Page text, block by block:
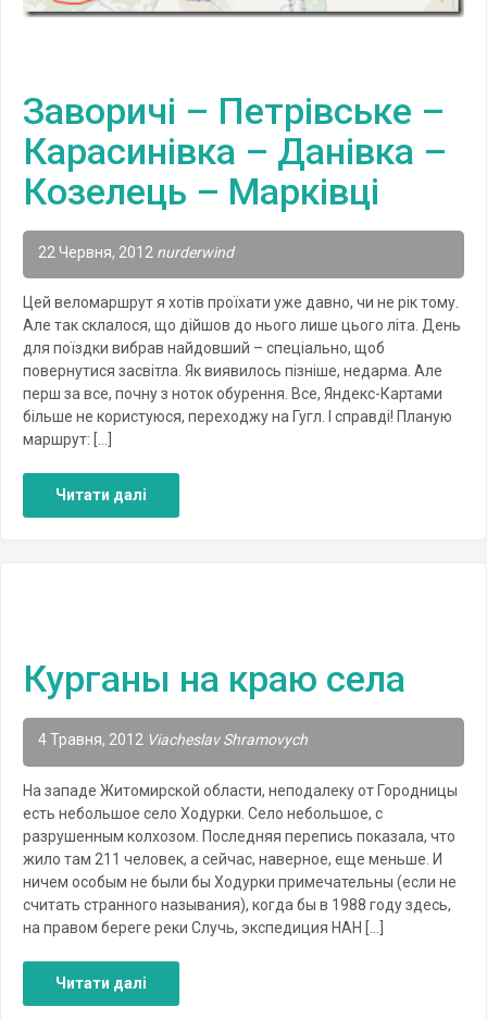
Заворичі – Петрівське –
Карасинівка – Данівка –
Козелець – Марківці
22 Червня, 2012 nurderwind
Цей веломаршрут я хотів проїхати уже давно, чи не рік тому.
Але так склалося, що дійшов до нього лише цього літа. День
для поїздки вибрав найдовший – спеціально, щоб
повернутися засвітла. Як виявилось пізніше, недарма. Але
перш за все, почну з ноток обурення. Все, Яндекс-Картами
більше не користуюся, переходжу на Гугл. І справді! Планую
маршрут: […]
Читати далі
Курганы на краю села
4 Травня, 2012 Viacheslav Shramovych
На западе Житомирской области, неподалеку от Городницы
есть небольшое село Ходурки. Село небольшое, с
разрушенным колхозом. Последняя перепись показала, что
жило там 211 человек, а сейчас, наверное, еще меньше. И
ничем особым не были бы Ходурки примечательны (если не
считать странного называния), когда бы в 1988 году здесь,
на правом береге реки Случь, экспедиция НАН […]
Читати далі